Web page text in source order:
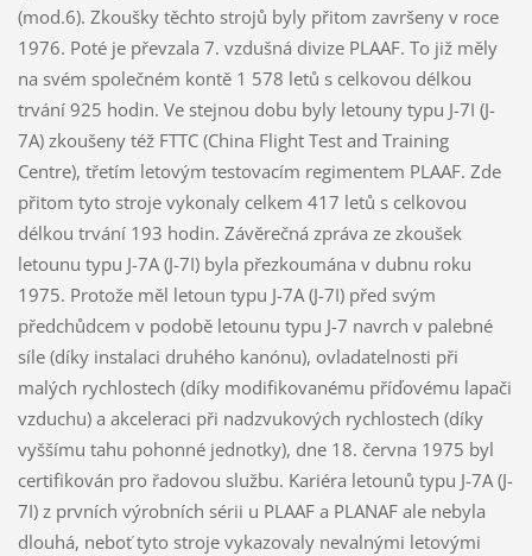
(mod.6). Zkoušky těchto strojů byly přitom završeny v roce
1976. Poté je převzala 7. vzdušná divize PLAAF. To již měly
na svém společném kontě 1 578 letů s celkovou délkou
trvání 925 hodin. Ve stejnou dobu byly letouny typu J-7I (J-
7A) zkoušeny též FTTC (China Flight Test and Training
Centre), třetím letovým testovacím regimentem PLAAF. Zde
přitom tyto stroje vykonaly celkem 417 letů s celkovou
délkou trvání 193 hodin. Závěrečná zpráva ze zkoušek
letounu typu J-7A (J-7I) byla přezkoumána v dubnu roku
1975. Protože měl letoun typu J-7A (J-7I) před svým
předchůdcem v podobě letounu typu J-7 navrch v palebné
síle (díky instalaci druhého kanónu), ovladatelnosti při
malých rychlostech (díky modifikovanému příďovému lapači
vzduchu) a akceleraci při nadzvukových rychlostech (díky
vyššímu tahu pohonné jednotky), dne 18. června 1975 byl
certifikován pro řadovou službu. Kariéra letounů typu J-7A (J-
7I) z prvních výrobních sérii u PLAAF a PLANAF ale nebyla
dlouhá, neboť tyto stroje vykazovaly nevalnými letovými